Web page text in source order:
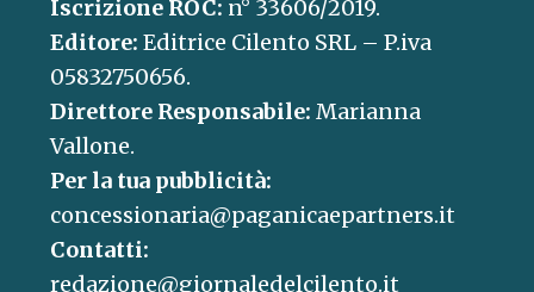
Iscrizione ROC: n° 33606/2019.
Editore: Editrice Cilento SRL – P.iva
05832750656.
Direttore Responsabile: Marianna
Vallone.
Per la tua pubblicità:
concessionaria@paganicaepartners.it
Contatti:
redazione@giornaledelcilento.it